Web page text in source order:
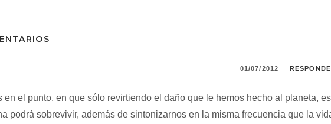
01/07/2012
en el punto, en que sólo revirtiendo el daño que le hemos hecho al planeta, es
podrá sobrevivir, además de sintonizarnos en la misma frecuencia que la